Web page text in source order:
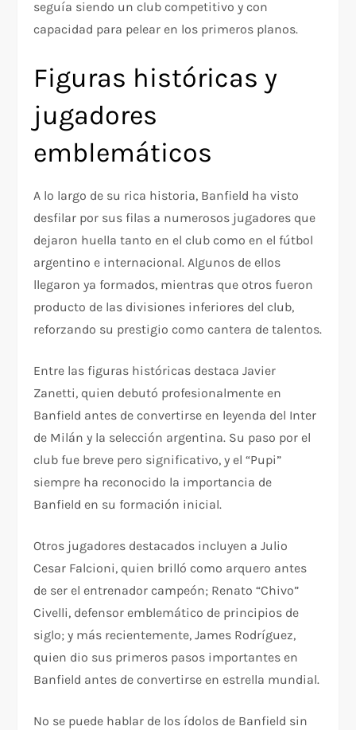
seguía siendo un club competitivo y con
capacidad para pelear en los primeros planos.
Figuras históricas y
jugadores
emblemáticos
A lo largo de su rica historia, Banfield ha visto
desfilar por sus filas a numerosos jugadores que
dejaron huella tanto en el club como en el fútbol
argentino e internacional. Algunos de ellos
llegaron ya formados, mientras que otros fueron
producto de las divisiones inferiores del club,
reforzando su prestigio como cantera de talentos.
Entre las figuras históricas destaca Javier
Zanetti, quien debutó profesionalmente en
Banfield antes de convertirse en leyenda del Inter
de Milán y la selección argentina. Su paso por el
club fue breve pero significativo, y el “Pupi”
siempre ha reconocido la importancia de
Banfield en su formación inicial.
Otros jugadores destacados incluyen a Julio
Cesar Falcioni, quien brilló como arquero antes
de ser el entrenador campeón; Renato “Chivo”
Civelli, defensor emblemático de principios de
siglo; y más recientemente, James Rodríguez,
quien dio sus primeros pasos importantes en
Banfield antes de convertirse en estrella mundial.
No se puede hablar de los ídolos de Banfield sin